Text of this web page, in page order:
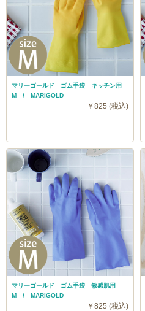
マリーゴールド ゴム手袋 キッチン用
M / MARIGOLD
￥825 (税込)
マリーゴールド ゴム手袋 敏感肌用
M / MARIGOLD
￥825 (税込)